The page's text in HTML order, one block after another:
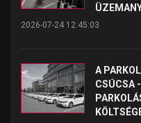
2026-07-24 12:45:03
A
CSÚCSA